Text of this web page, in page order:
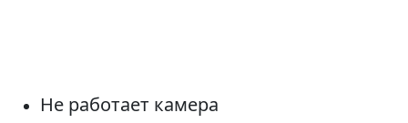
Не работает камера